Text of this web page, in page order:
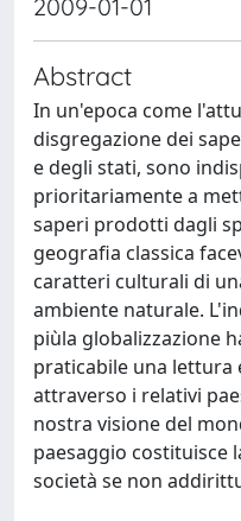
2009-01-01
Abstract
In un'epoca come
disgregazione dei
e degli stati, sono
prioritariamente a
saperi prodotti dagli
geografia classica
caratteri culturali di
ambiente naturale.
piùla globalizzazione
praticabile una
attraverso i relativi
nostra visione del
paesaggio costituisce
società se non